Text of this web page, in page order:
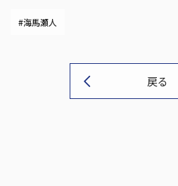
#海馬瀬人
戻る